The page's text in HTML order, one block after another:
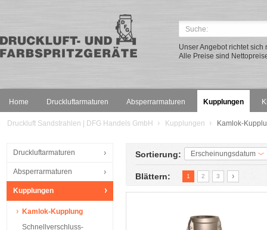
Unser Angebot richtet
Alle Preise sind
Home Druckluftarmaturen Absperrarmaturen Kupplungen
Druckluft Sandstrahlen | DFG Handels GmbH Kupplungen Kamlok-
Druckluftarmaturen
Absperrarmaturen
Kupplungen
Kamlok-Kupplung
Schnellverschluss-
Sortierung: Erscheinungsdatum
Blättern: 1 2 3